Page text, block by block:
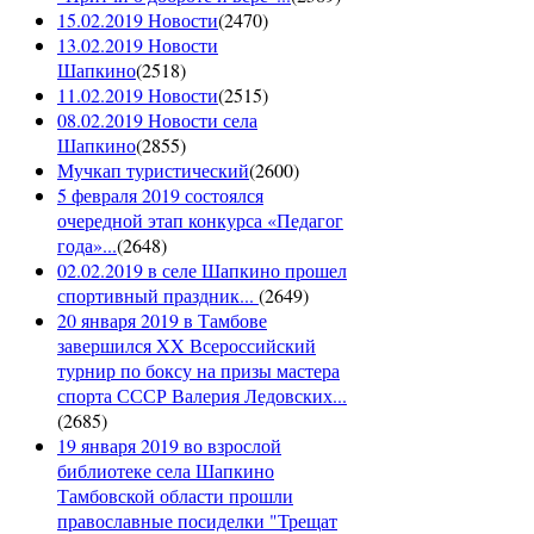
15.02.2019 Новости(2470)
13.02.2019 Новости
Шапкино(2518)
11.02.2019 Новости(2515)
08.02.2019 Новости села
Шапкино(2855)
Мучкап туристический(2600)
5 февраля 2019 состоялся
очередной этап конкурса «Педагог
года»...(2648)
02.02.2019 в селе Шапкино прошел
спортивный праздник... (2649)
20 января 2019 в Тамбове
завершился XX Всероссийский
турнир по боксу на призы мастера
спорта СССР Валерия Ледовских...
(2685)
19 января 2019 во взрослой
библиотеке села Шапкино
Тамбовской области прошли
православные посиделки "Трещат